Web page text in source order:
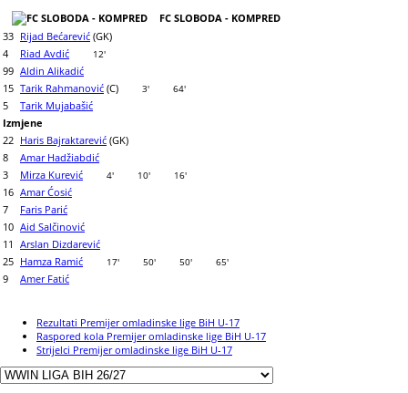
FC SLOBODA - KOMPRED
33 Rijad Bećarević (GK)
4
Riad Avdić 12'
99 Aldin Alikadić
15 Tarik Rahmanović (C) 3' 64'
5
Tarik Mujabašić
Izmjene
22 Haris Bajraktarević (GK)
8
Amar Hadžiabdić
3
Mirza Kurević 4' 10' 16'
16 Amar Ćosić
7
Faris Parić
10 Aid Salčinović
11 Arslan Dizdarević
25 Hamza Ramić 17' 50' 50' 65'
9 Amer Fatić
Rezultati Premijer omladinske lige BiH U-17
Raspored kola Premijer omladinske lige BiH U-17
Strijelci Premijer omladinske lige BiH U-17